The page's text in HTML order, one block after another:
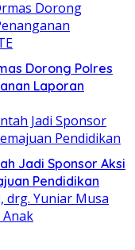
Dorong Polres
Laporan
Jadi Sponsor Aksi
Pendidikan